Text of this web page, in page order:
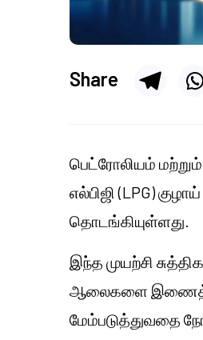
Share
பெட்ரோலியம் மற்றும்
எல்பிஜி (LPG)
தொடங்கியுள்ளது.
இந்த முயற்சி
ஆலைகளை
மேம்படுத்துவதை